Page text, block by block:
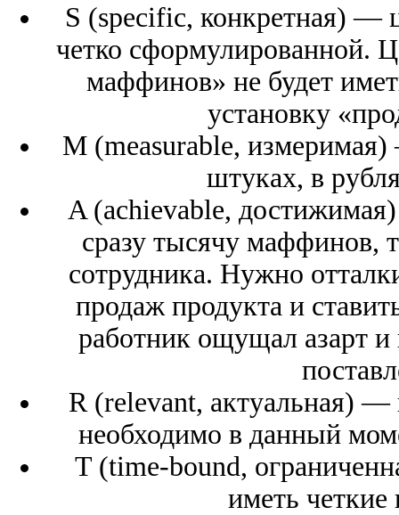
S (specific, конкретная) —
четко сформулированной.
маффинов» не будет
установку
M (measurable,
штуках, в
A (achievable,
сразу тысячу маффинов,
сотрудника. Нужно
продаж продукта и
работник ощущал азарт и
R (relevant, актуальная)
необходимо в данный
T (time-bound,
иметь